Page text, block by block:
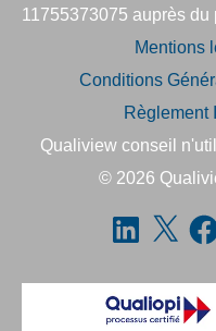
11755373075 auprès du
Mentions
Conditions
Règlement
Qualiview conseil
© 2026